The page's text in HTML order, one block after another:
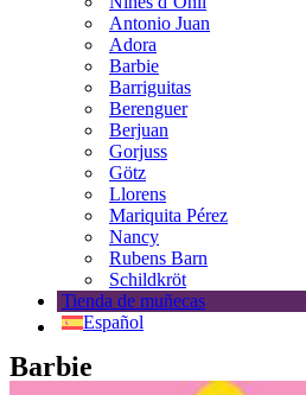
Antonio Juan
Adora
Barbie
Barriguitas
Berenguer
Berjuan
Gorjuss
Götz
Llorens
Mariquita Pérez
Nancy
Rubens Barn
Schildkröt
Tienda de muñecas
Español
Barbie